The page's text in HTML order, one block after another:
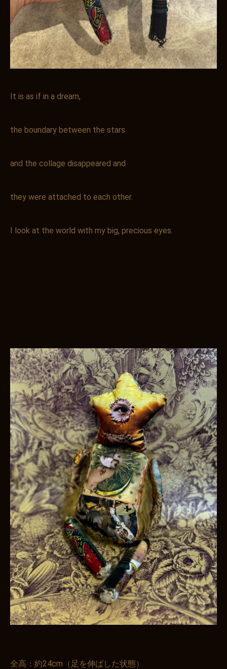
It is as if in a dream,
the boundary between the stars
and the collage disappeared and
they were attached to each other.
I look at the world with my big, precious eyes.
全高：約24cm（足を伸ばした状態）